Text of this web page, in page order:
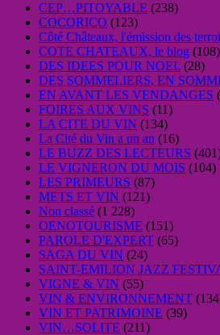
CEP…PITOYABLE (238)
COCORICO (123)
Côté Châteaux, l'émission des
COTE CHATEAUX, le blog (108)
DES IDEES POUR NOEL (28)
DES SOMMELIERS, EN
EN AVANT LES VENDANGES
FOIRES AUX VINS (11)
LA CITE DU VIN (134)
La Cité du Vin a un an (16)
LE BUZZ DES LECTEURS
LE VIGNERON DU MOIS (104)
LES PRIMEURS (87)
METS ET VIN (121)
Non classé (1 228)
OENOTOURISME (151)
PAROLE D'EXPERT (65)
SAGA DU VIN (24)
SAINT-EMILION JAZZ
VIGNE & VIN (55)
VIN & ENVIRONNEMENT
VIN ET PATRIMOINE (39)
VIN…SOLITE (211)